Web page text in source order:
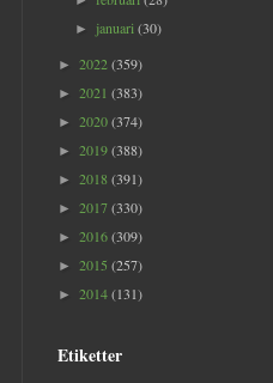
► januari(30)
► 2022(359)
► 2021 (383)
► 2020(374)
► 2019(388)
► 2018 (391)
► 2017(330)
► 2016(309)
► 2015 (257)
► 2014(131)
Etiketter